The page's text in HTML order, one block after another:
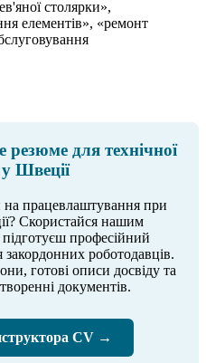
столярки»,
елементів», «ремонт
резюме для технічної
Швеції
працевлаштування при
Скористайся нашим
підготуєш професійний
роботодавців.
готові описи досвіду та
документів.
CV →